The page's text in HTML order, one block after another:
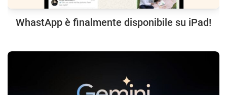
WhastApp è finalmente disponibile su iPad!